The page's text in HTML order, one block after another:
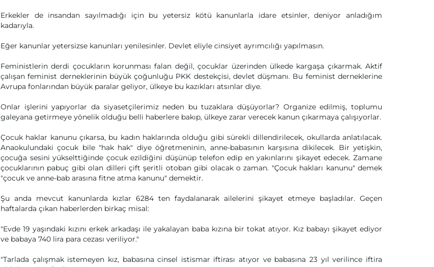
Erkekler de insandan sayılmadığı için bu yetersiz kötü kanunlarla idare etsinler, deniyor anladığım
kadarıyla.
Eğer kanunlar yetersizse kanunları yenilesinler. Devlet eliyle cinsiyet ayrımcılığı yapılmasın.
Feministlerin derdi çocukların korunması falan değil, çocuklar üzerinden ülkede kargaşa çıkarmak. Aktif
çalışan feminist derneklerinin büyük çoğunluğu PKK destekçisi, devlet düşmanı. Bu feminist derneklerine
Avrupa fonlarından büyük paralar geliyor, ülkeye bu kazıkları atsınlar diye.
Onlar işlerini yapıyorlar da siyasetçilerimiz neden bu tuzaklara düşüyorlar? Organize edilmiş, toplumu
galeyana getirmeye yönelik olduğu belli haberlere bakıp, ülkeye zarar verecek kanun çıkarmaya çalışıyorlar.
Çocuk haklar kanunu çıkarsa, bu kadın haklarında olduğu gibi sürekli dillendirilecek, okullarda anlatılacak.
Anaokulundaki çocuk bile "hak hak" diye öğretmeninin, anne-babasının karşısına dikilecek. Bir yetişkin,
çocuğa sesini yükselttiğinde çocuk ezildiğini düşünüp telefon edip en yakınlarını şikayet edecek. Zamane
çocuklarının pabuç gibi olan dilleri çift şeritli otoban gibi olacak o zaman. "Çocuk hakları kanunu" demek
"çocuk ve anne-bab arasına fitne atma kanunu" demektir.
Şu anda mevcut kanunlarda kızlar 6284 ten faydalanarak ailelerini şikayet etmeye başladılar. Geçen
haftalarda çıkan haberlerden birkaç misal:
"Evde 19 yaşındaki kızını erkek arkadaşı ile yakalayan baba kızına bir tokat atıyor. Kız babayı şikayet ediyor
ve babaya 740 lira para cezası veriliyor."
"Tarlada çalışmak istemeyen kız, babasına cinsel istismar iftirası atıyor ve babasına 23 yıl verilince iftira